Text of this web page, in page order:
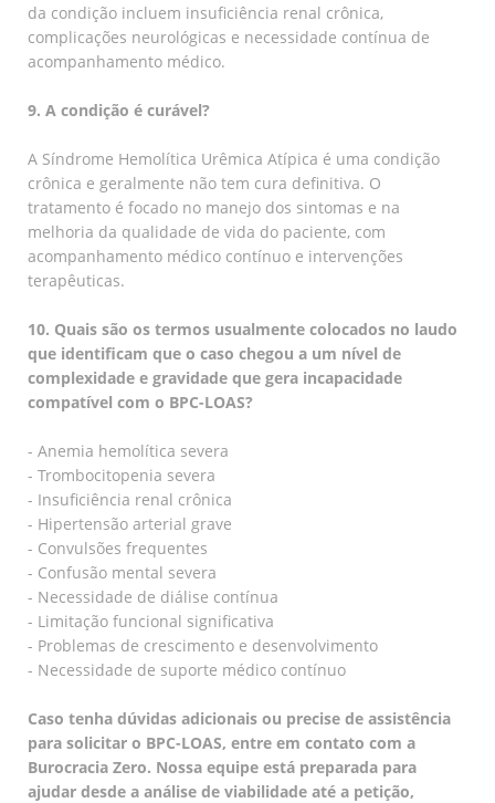
da condição incluem insuficiência renal crônica,
complicações neurológicas e necessidade contínua de
acompanhamento médico.
9. A condição é curável?
A Síndrome Hemolítica Urêmica Atípica é uma condição
crônica e geralmente não tem cura definitiva. O
tratamento é focado no manejo dos sintomas e na
melhoria da qualidade de vida do paciente, com
acompanhamento médico contínuo e intervenções
terapêuticas.
10. Quais são os termos usualmente colocados no laudo
que identificam que o caso chegou a um nível de
complexidade e gravidade que gera incapacidade
compatível com o BPC-LOAS?
- Anemia hemolítica severa
- Trombocitopenia severa
- Insuficiência renal crônica
- Hipertensão arterial grave
- Convulsões frequentes
- Confusão mental severa
- Necessidade de diálise contínua
- Limitação funcional significativa
- Problemas de crescimento e desenvolvimento
- Necessidade de suporte médico contínuo
Caso tenha dúvidas adicionais ou precise de assistência
para solicitar o BPC-LOAS, entre em contato com a
Burocracia Zero. Nossa equipe está preparada para
ajudar desde a análise de viabilidade até a petição,